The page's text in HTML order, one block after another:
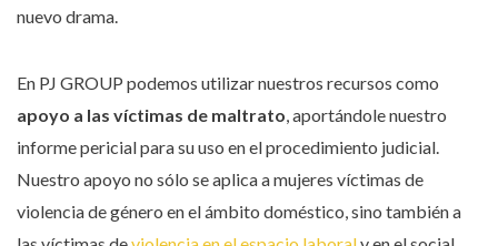
nuevo drama.
En PJ GROUP podemos utilizar nuestros recursos como
apoyo a las víctimas de maltrato, aportándole nuestro
informe pericial para su uso en el procedimiento judicial.
Nuestro apoyo no sólo se aplica a mujeres víctimas de
violencia de género en el ámbito doméstico, sino también a